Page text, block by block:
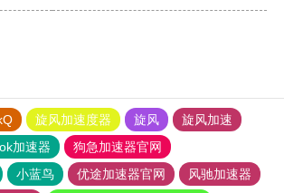
旋风加速度器 旋风
旋风加速
加速器
狗急加速器官网
小蓝鸟 优途加速器官网
风驰加速器